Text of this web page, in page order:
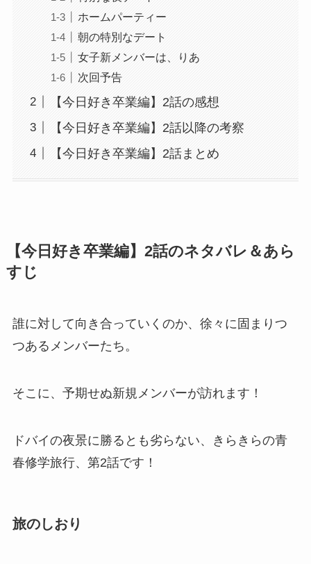
ホームパーティー
朝の特別なデート
女子新メンバーは、りあ
次回予告
【今日好き卒業編】2話の感想
【今日好き卒業編】2話以降の考察
【今日好き卒業編】2話まとめ
【今日好き卒業編】2話のネタバレ＆あら
すじ
誰に対して向き合っていくのか、徐々に固まりつ
つあるメンバーたち。
そこに、予期せぬ新規メンバーが訪れます！
ドバイの夜景に勝るとも劣らない、きらきらの青
春修学旅行、第2話です！
旅のしおり